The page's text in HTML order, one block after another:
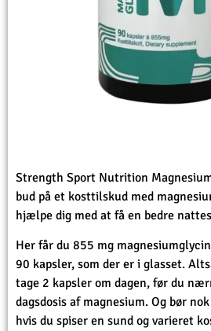
Strength Sport Nutrition
bud på et kosttilskud med
hjælpe dig med at få en bedre
Her får du 855 mg
90 kapsler, som der er i glasset.
tage 2 kapsler om dagen, før du
dagsdosis af magnesium. Og bør
hvis du spiser en sund og varieret